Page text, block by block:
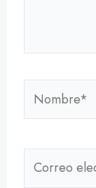
Nombre*
electrónico*